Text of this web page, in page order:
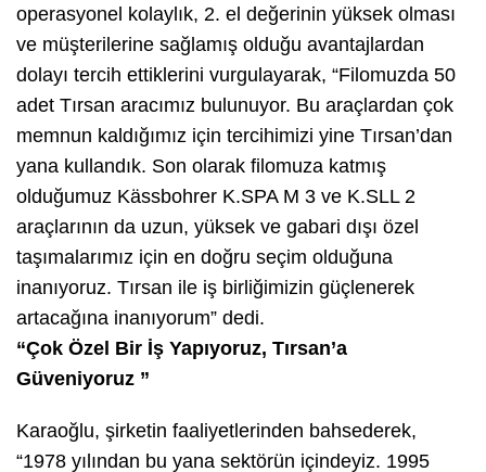
operasyonel kolaylık, 2. el değerinin yüksek olması
ve müşterilerine sağlamış olduğu avantajlardan
dolayı tercih ettiklerini vurgulayarak, “Filomuzda 50
adet Tırsan aracımız bulunuyor. Bu araçlardan çok
memnun kaldığımız için tercihimizi yine Tırsan’dan
yana kullandık. Son olarak filomuza katmış
olduğumuz Kässbohrer K.SPA M 3 ve K.SLL 2
araçlarının da uzun, yüksek ve gabari dışı özel
taşımalarımız için en doğru seçim olduğuna
inanıyoruz. Tırsan ile iş birliğimizin güçlenerek
artacağına inanıyorum” dedi.
“Çok Özel Bir İş Yapıyoruz, Tırsan’a
Güveniyoruz ”
Karaoğlu, şirketin faaliyetlerinden bahsederek,
“1978 yılından bu yana sektörün içindeyiz. 1995